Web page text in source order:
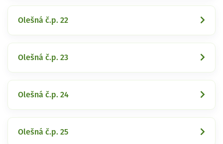
Olešná č.p. 22
Olešná č.p. 23
Olešná č.p. 24
Olešná č.p. 25